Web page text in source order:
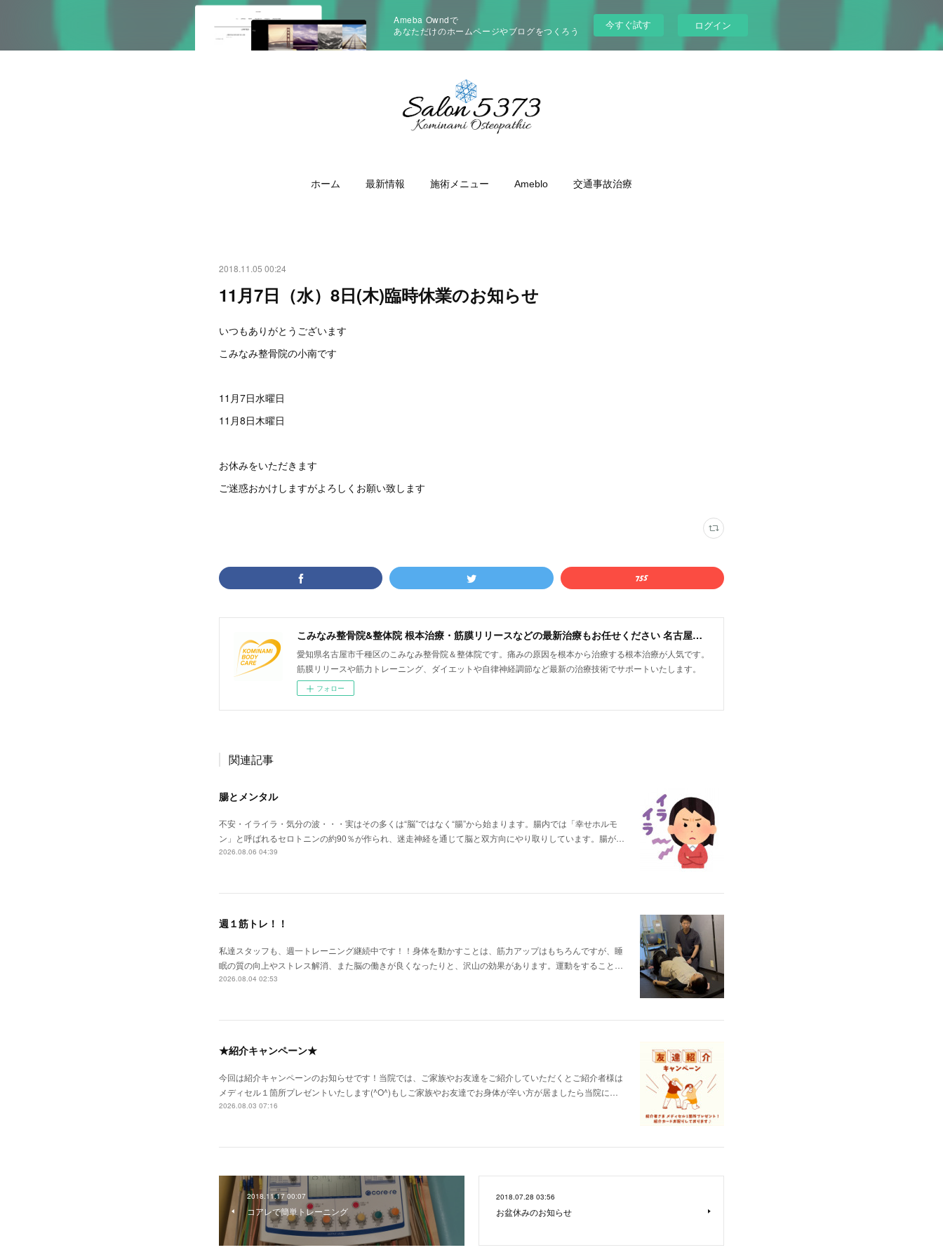
Ameba Owndで
あなただけのホームページやブログをつくろう
今すぐ試す ログイン
ホーム 最新情報 施術メニュー Ameblo 交通事故治療
2018.11.05 00:24
11月7日（水）8日(木)臨時休業のお知らせ
いつもありがとうございます
こみなみ整骨院の小南です
11月7日水曜日
11月8日木曜日
お休みをいただきます
ご迷惑おかけしますがよろしくお願い致します
こみなみ整骨院&整体院 根本治療・筋膜リリースなどの最新治療もお任せください 名古屋市千種区仲田
愛知県名古屋市千種区のこみなみ整骨院＆整体院です。痛みの原因を根本から治療する根本治療が人気です。
筋膜リリースや筋力トレーニング、ダイエットや自律神経調節など最新の治療技術でサポートいたします。
フォロー
関連記事
腸とメンタル
不安・イライラ・気分の波・・・実はその多くは“脳”ではなく“腸”から始まります。腸内では「幸せホルモ
ン」と呼ばれるセロトニンの約90％が作られ、迷走神経を通じて脳と双方向にやり取りしています。腸が…
2026.08.06 04:39
週１筋トレ！！
私達スタッフも、週一トレーニング継続中です！！身体を動かすことは、筋力アップはもちろんですが、睡
眠の質の向上やストレス解消、また脳の働きが良くなったりと、沢山の効果があります。運動をすること…
2026.08.04 02:53
★紹介キャンペーン★
今回は紹介キャンペーンのお知らせです！当院では、ご家族やお友達をご紹介していただくとご紹介者様は
メディセル１箇所プレゼントいたします(^O^)もしご家族やお友達でお身体が辛い方が居ましたら当院に…
2026.08.03 07:16
2018.11.17 00:07
コアレで簡単トレーニング
2018.07.28 03:56
お盆休みのお知らせ